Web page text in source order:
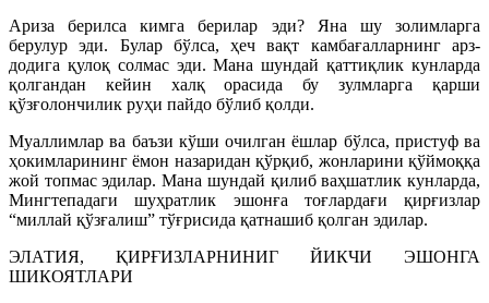
Ариза берилса кимга берилар эди? Яна шу золимларга
берулур эди. Булар бўлса, ҳеч вақт камбағалларнинг арз-
додига қулоқ солмас эди. Мана шундай қаттиқлик кунларда
қолгандан кейин халқ орасида бу зулмларга қарши
қўзғолончилик руҳи пайдо бўлиб қолди.
Муаллимлар ва баъзи кўши очилган ёшлар бўлса, пристуф ва
ҳокимларининг ёмон назаридан қўрқиб, жонларини қўймоққа
жой топмас эдилар. Мана шундай қилиб ваҳшатлик кунларда,
Мингтепадаги шуҳратлик эшонға тоғлардағи қирғизлар
“миллай қўзғалиш” тўғрисида қатнашиб қолган эдилар.
ЭЛАТИЯ, ҚИРҒИЗЛАРНИНИГ ЙИКЧИ ЭШОНГА
ШИКОЯТЛАРИ